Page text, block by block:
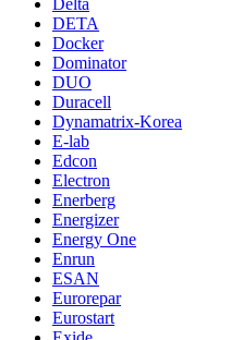
Delta
DETA
Docker
Dominator
DUO
Duracell
Dynamatrix-Korea
E-lab
Edcon
Electron
Enerberg
Energizer
Energy One
Enrun
ESAN
Eurorepar
Eurostart